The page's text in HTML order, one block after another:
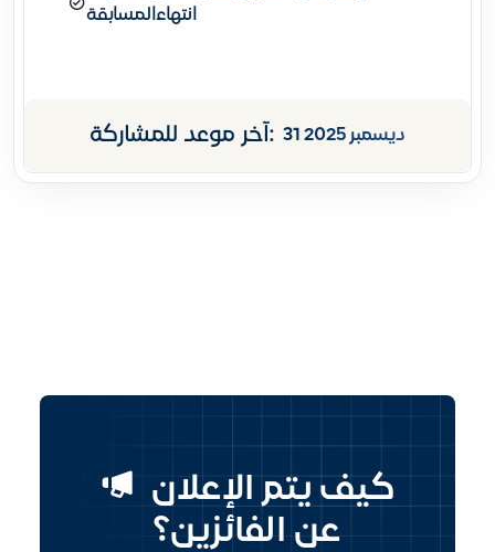
انتهاءالمسابقة
آخر موعد للمشاركة: 31 ديسمبر 2025
عن الفائزين؟